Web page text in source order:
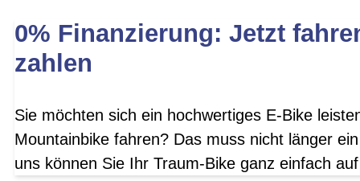
0% Finanzierung: Jetzt
zahlen
Sie möchten sich ein hochwertiges E-Bike
Mountainbike fahren? Das muss nicht länger
uns können Sie Ihr Traum-Bike ganz einfach